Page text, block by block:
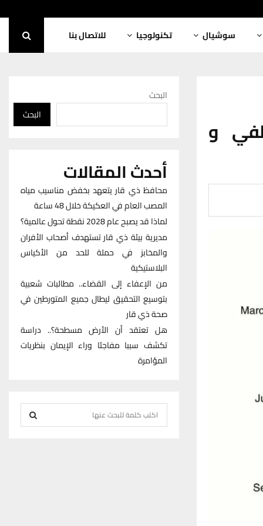
سوشيال تكنولوجيا للاتصال بنا
و
البحث
البحث
أحدث المقالات
محافظ ذي قار يتعهد بخفض مناسيب مياه
المصب العام في العكيكة خلال 48 ساعة
لماذا قد يصبح عام 2028 نقطة تحول عالمية؟
مديرية بيئة ذي قار تستهدف أصحاب الأفران
والمخابز في حملة للحد من الأكياس
البلاستيكية
من الإعفاء إلى القضاء.. مطالبات شعبية
بتوسيع التحقيق ليطال جميع المتورطين في
صحة ذي قار
هل تعتقد أن الأرض مسطحة؟.. دراسة
تكشف سببا مفاجئا وراء الإيمان بنظريات
المؤامرة
e